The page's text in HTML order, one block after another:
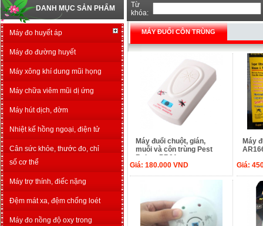
DANH MỤC SẢN PHẨM
Máy đo huyết áp
Máy đo đường huyết
Máy xông khí dung mũi họng
Máy chữa viêm mũi dị ứng
Máy hút dịch, đờm
Nhiệt kế hồng ngoại, điện tử
Cân sức khỏe, thước đo, chỉ
số cơ thể
Máy trợ thính, điếc nặng
Đệm mát xa, đệm chống loét
Máy đo nồng độ oxy trong
Từ
khóa:
MÁY ĐUỔI CÔN TRÙNG
Máy đuổi chuột, gián,
muỗi và côn trùng Pest
Reject PR01
Giá: 180.000 VND
Máy
Giá: